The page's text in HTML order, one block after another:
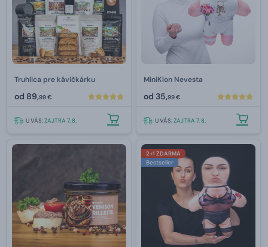
Truhlica pre kávičkárku
od 89,99 €
U VÁS:ZAJTRA 7. 8.
MiniKlon Nevesta
od 35,99 €
U VÁS:ZAJTRA 7. 8.
2+1 ZDARMA
Bestseller